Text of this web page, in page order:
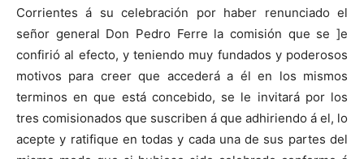
Corrientes á su celebración por haber renunciado el
señor general Don Pedro Ferre la comisión que se ]e
confirió al efecto, y teniendo muy fundados y poderosos
motivos para creer que accederá a él en los mismos
terminos en que está concebido, se le invitará por los
tres comisionados que suscriben á que adhiriendo á el, lo
acepte y ratifique en todas y cada una de sus partes del